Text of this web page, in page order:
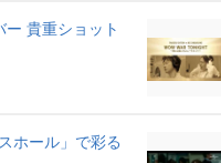
貴重ショット
ホール」で彩る